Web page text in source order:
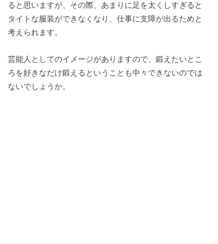
ると思いますが、その際、あまりに足を太くしすぎると
タイトな服装ができなくなり、仕事に支障が出るためと
考えられます。
芸能人としてのイメージがありますので、鍛えたいとこ
ろを好きなだけ鍛えるということも中々できないのでは
ないでしょうか。